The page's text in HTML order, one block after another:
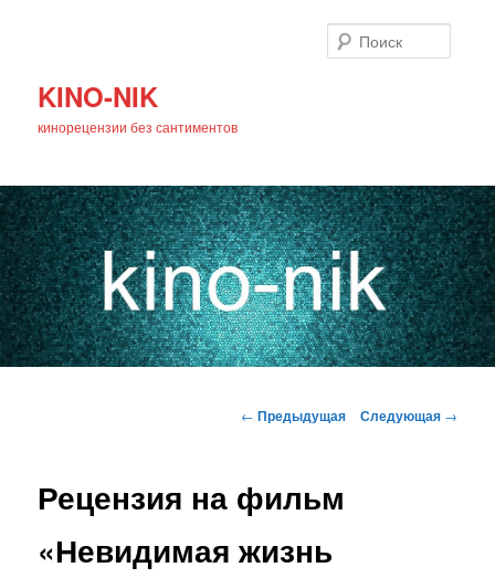
KINO-NIK
кинорецензии без сантиментов
основному
Навигация
← Предыдущая Следующая →
Рецензия на фильм
«Невидимая жизнь